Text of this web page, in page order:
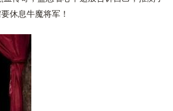
休息牛魔将军！